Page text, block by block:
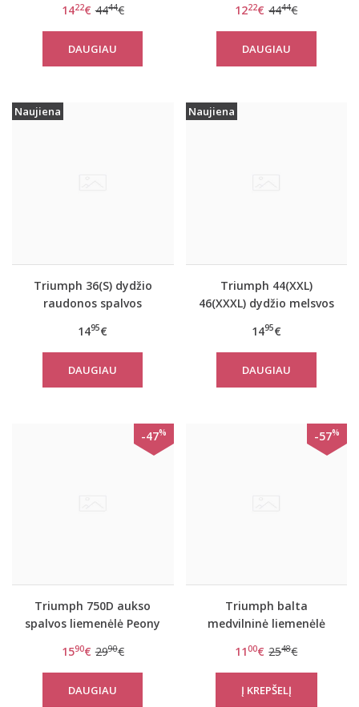
1422€ 4444€
DAUGIAU
1222€ 4444€
DAUGIAU
Naujiena
Triumph 36(S) dydžio
raudonos spalvos
miego palaidinė Mix
Match LSL TOP 02
1495€
DAUGIAU
Naujiena
Triumph 44(XXL)
46(XXXL) dydžio melsvos
medvilninė miego
palaidinė Mix Match LSL
TOP Chest Pocket 01
1495€
DAUGIAU
-47%
Triumph 750D aukso
spalvos liemenėlė Peony
1590€ 2990€
DAUGIAU
-57%
Triumph balta
medvilninė liemenėlė
1100€ 2548€